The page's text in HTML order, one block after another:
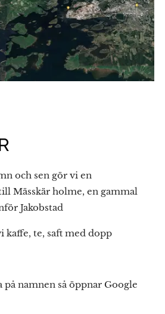
och sen gör vi en
Mässkär holme, en gammal
Jakobstad
kaffe, te, saft med dopp
på namnen så öppnar Google